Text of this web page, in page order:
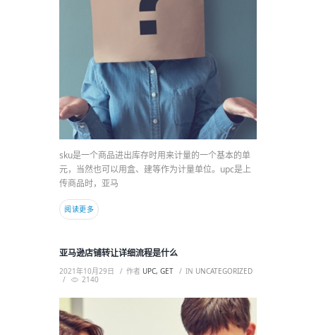
sku是一个商品进出库存时用来计量的一个基本的单
元，当然也可以用盒、建等作为计量单位。upc是上
传商品时，亚马
阅读更多
亚马逊店铺转让详细流程是什么
2021年10月29日 作者 UPC, GET IN UNCATEGORIZED
2140